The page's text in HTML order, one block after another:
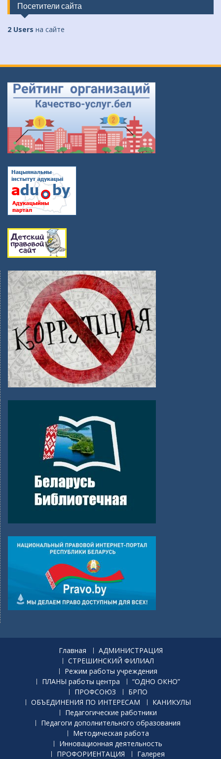
Посетители сайта
2 Users на сайте
Главная
АДМИНИСТРАЦИЯ
СТРЕШИНСКИЙ ФИЛИАЛ
Режим работы учреждения
ПЛАНЫ работы центра
“ОДНО ОКНО”
ПРОФСОЮЗ
БРПО
ОБЪЕДИНЕНИЯ ПО ИНТЕРЕСАМ
КАНИКУЛЫ
Педагогические работники
Педагоги дополнительного образования
Методическая работа
Инновационная деятельность
ПРОФОРИЕНТАЦИЯ
Галерея